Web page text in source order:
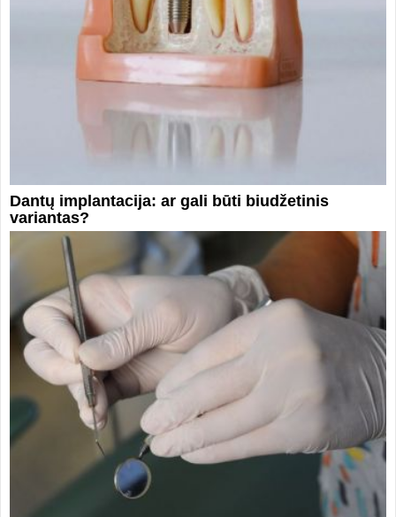
Dantų implantacija: ar gali būti biudžetinis
variantas?